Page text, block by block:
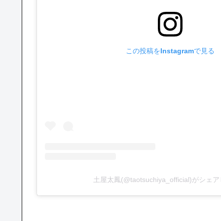
この投稿をInstagramで見る
土屋太鳳(@taotsuchiya_official)がシェア